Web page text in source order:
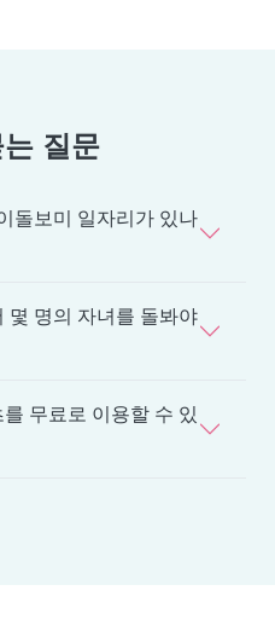
질문
돌보미 일자리가 있나
몇 명의 자녀를 돌봐야
무료로 이용할 수 있